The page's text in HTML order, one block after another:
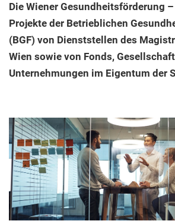
Die Wiener Gesundheitsförderung
Projekte der Betrieblichen
(BGF) von Dienststellen des
Wien sowie von Fonds,
Unternehmungen im Eigentum der